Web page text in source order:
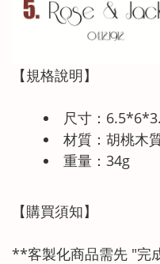
【規格說明】
尺寸：
材質：胡桃木
重量：34g
【購買須知】
**客製化商品需先 "完